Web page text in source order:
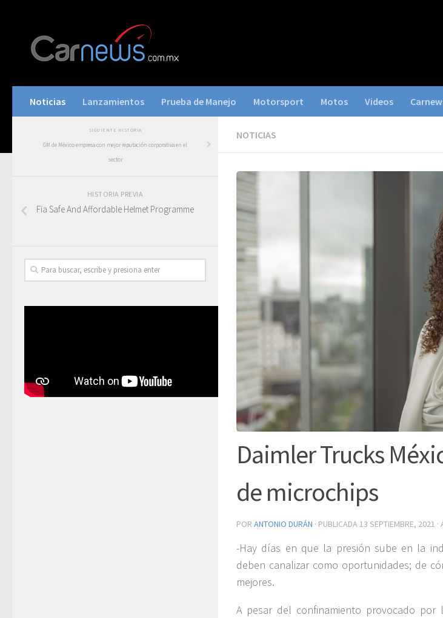
Noticias Lanzamientos Prueba de Manejo Motorsport Motos Videos
NOTICIAS
Daimler Trucks
de microchips
POR ANTONIO DURÁN · PUBLICADA 13 SEPTIEMBRE, 2021 ·
-Hay días en que la presión sube en la
deben canalizar como oportunidades; de
mejores.
A pesar del confinamiento provocado
SIGUIENTE HISTORIA
GM de México empresa con mejor reputación corporativa en el
sector
HISTORIA PREVIA
Fia Safe And Affordable Helmet Programme